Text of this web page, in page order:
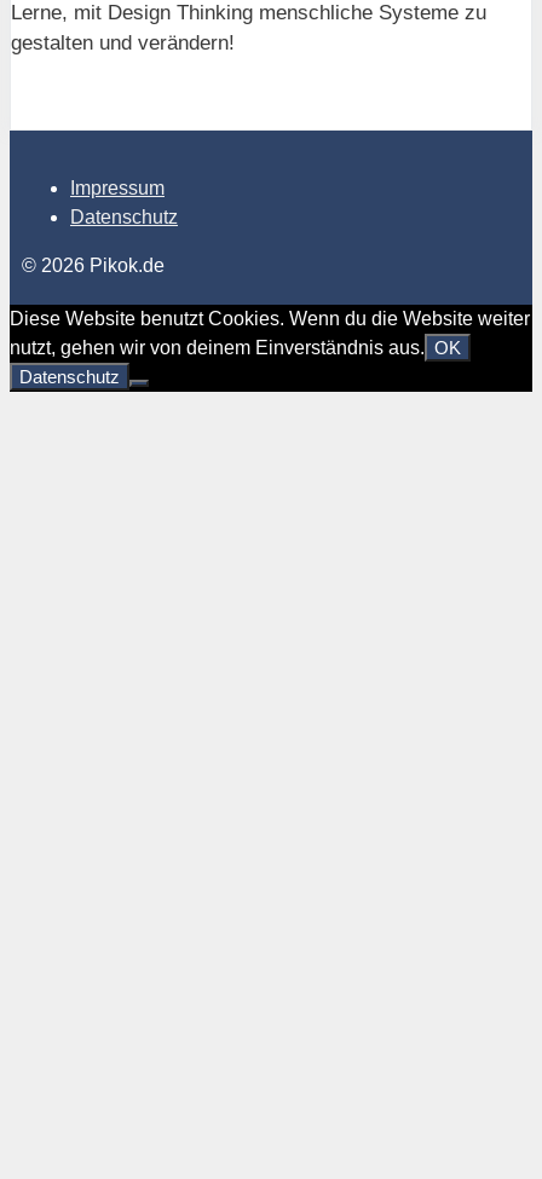
Lerne, mit Design Thinking menschliche Systeme zu
gestalten und verändern!
Impressum
Datenschutz
© 2026 Pikok.de
Diese Website benutzt Cookies. Wenn du die Website weiter
nutzt, gehen wir von deinem Einverständnis aus. OK
Datenschutz